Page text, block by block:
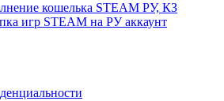
кошелька STEAM РУ, КЗ
игр STEAM на РУ аккаунт